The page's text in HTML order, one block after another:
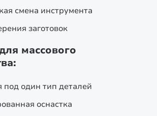
смена инструмента
заготовок
массового
один тип деталей
оснастка